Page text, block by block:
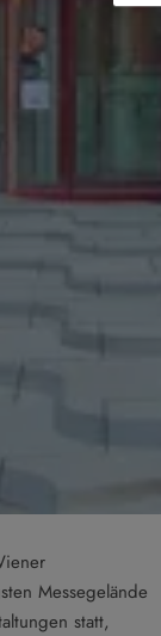
Messegelände
statt,